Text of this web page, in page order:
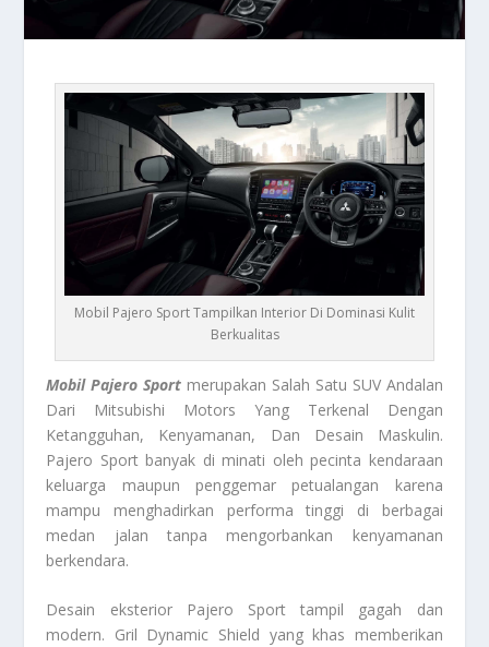
Mobil Pajero Sport Tampilkan Interior Di Dominasi Kulit
Berkualitas
Mobil Pajero Sport merupakan Salah Satu SUV Andalan
Dari Mitsubishi Motors Yang Terkenal Dengan
Ketangguhan, Kenyamanan, Dan Desain Maskulin.
Pajero Sport banyak di minati oleh pecinta kendaraan
keluarga maupun penggemar petualangan karena
mampu menghadirkan performa tinggi di berbagai
medan jalan tanpa mengorbankan kenyamanan
berkendara.
Desain eksterior Pajero Sport tampil gagah dan
modern. Gril Dynamic Shield yang khas memberikan